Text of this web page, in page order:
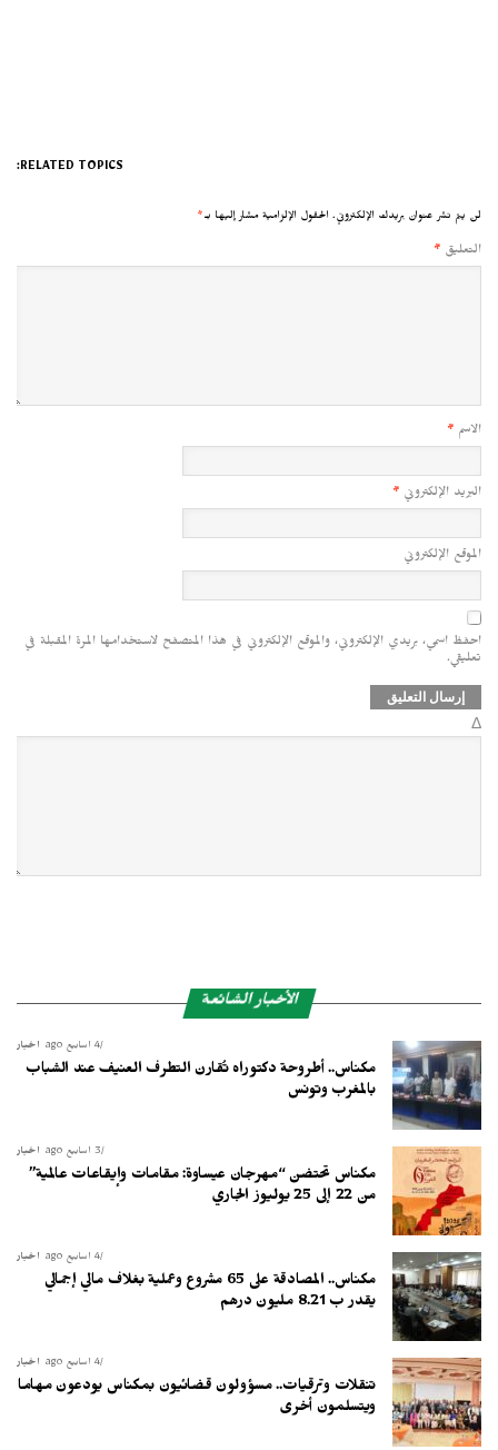
RELATED TOPICS:
لن يتم نشر عنوان بريدك الإلكتروني. الحقول الإلزامية مشار إليها بـ*
التعليق *
الاسم *
البريد الإلكتروني *
الموقع الإلكتروني
احفظ اسمي، بريدي الإلكتروني، والموقع الإلكتروني في هذا المتصفح لاستخدامها المرة المقبلة في
تعليقي.
Δ
الأخبار الشائعة
أخبار 4 أسابيع ago
مكناس.. أطروحة دكتوراه تُقارن التطرف العنيف عند الشباب
بالمغرب وتونس
أخبار 3 أسابيع ago
مكناس تحتضن “مهرجان عيساوة: مقامات وإيقاعات عالمية”
من 22 إلى 25 يوليوز الجاري
أخبار 4 أسابيع ago
مكناس.. المصادقة على 65 مشروع وعملية بغلاف مالي إجمالي
يقدر ب 8.21 مليون درهم
أخبار 4 أسابيع ago
تنقلات وترقيات.. مسؤولون قضائيون بمكناس يودعون مهاما
ويتسلمون أخرى